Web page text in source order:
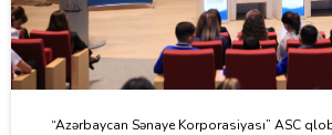
“Azərbaycan Sənaye Korporasiyası” ASC